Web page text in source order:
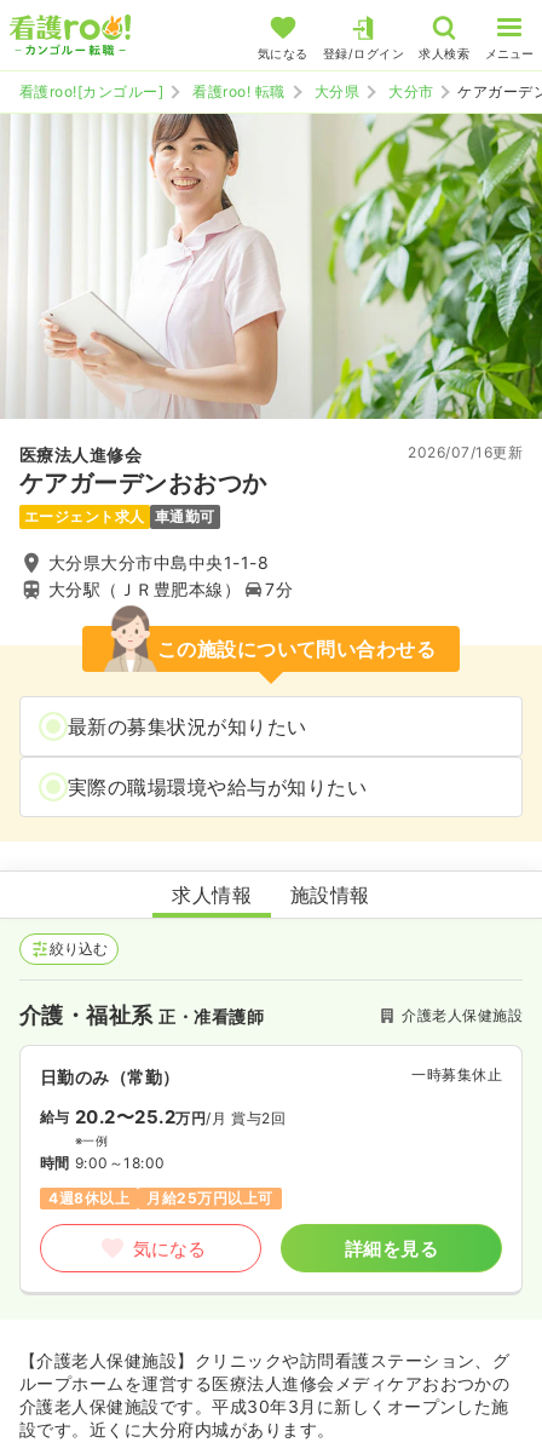
気になる 登録/ログイン 求人検索 メニュー
看護roo![カンゴルー] 看護roo! 転職 大分県 大分市 ケアガーデ
医療法人進修会
ケアガーデンおおつか
2026/07/16更新
エージェント求人 車通勤可
大分県大分市中島中央1-1-8
大分駅（ＪＲ豊肥本線）
7分
この施設について問い合わせる
最新の募集状況が知りたい
実際の職場環境や給与が知りたい
ケアガーデンおおつか
求人情報 施設情報
絞り込む
介護・福祉系正・准看護師 介護老人保健施設
日勤のみ（常勤） 一時募集休止
給与 20.2〜25.2万円/月 賞与2回
※一例
時間 9:00～18:00
4週8休以上
月給25万円以上可
気になる 詳細を見る
【介護老人保健施設】クリニックや訪問看護ステーション、グ
ループホームを運営する医療法人進修会メディケアおおつかの
介護老人保健施設です。平成30年3月に新しくオープンした施
設です。近くに大分府内城があります。